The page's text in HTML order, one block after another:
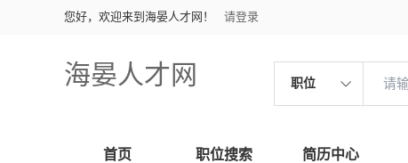
您好，欢迎来到海晏人才网！ 请登录
海晏人才网 职位
首页 职位搜索 简历中心